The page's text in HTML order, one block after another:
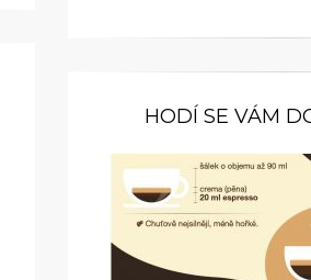
HODÍ SE VÁM